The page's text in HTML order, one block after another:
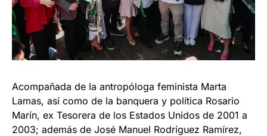
Acompañada de la antropóloga feminista Marta
Lamas, así como de la banquera y política Rosario
Marín, ex Tesorera de los Estados Unidos de 2001 a
2003; además de José Manuel Rodríguez Ramírez,